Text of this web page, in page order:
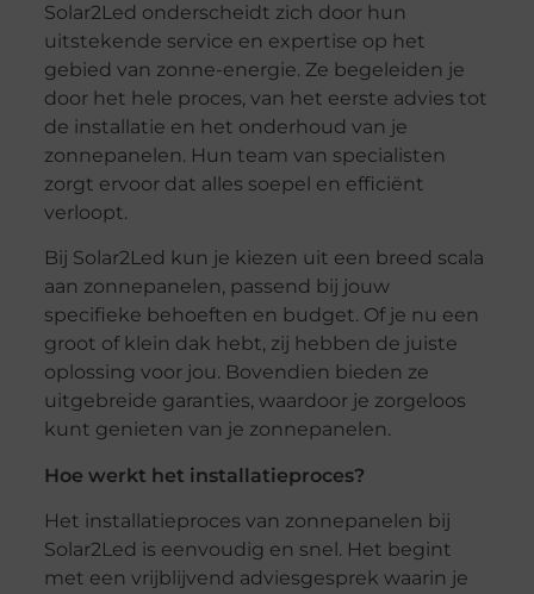
Solar2Led onderscheidt zich door hun
uitstekende service en expertise op het
gebied van zonne-energie. Ze begeleiden je
door het hele proces, van het eerste advies tot
de installatie en het onderhoud van je
zonnepanelen. Hun team van specialisten
zorgt ervoor dat alles soepel en efficiënt
verloopt.
Bij Solar2Led kun je kiezen uit een breed scala
aan zonnepanelen, passend bij jouw
specifieke behoeften en budget. Of je nu een
groot of klein dak hebt, zij hebben de juiste
oplossing voor jou. Bovendien bieden ze
uitgebreide garanties, waardoor je zorgeloos
kunt genieten van je zonnepanelen.
Hoe werkt het installatieproces?
Het installatieproces van zonnepanelen bij
Solar2Led is eenvoudig en snel. Het begint
met een vrijblijvend adviesgesprek waarin je